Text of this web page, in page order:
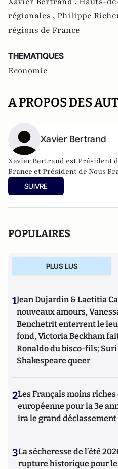
régionales , Philippe
régions de France
THEMATIQUES
Economie
A PROPOS DES
Xavier Bertrand
Xavier Bertrand est Président
France et Président de Nous
SUIVRE
POPULAIRES
PLUS LUS
1Jean Dujardin & Laetitia
nouveaux amours,
Benchetrit enterrent le
fond, Victoria Beckham
Ronaldo du bisco-fils;
Shakespeare queer
2Les Français moins
européenne pour la 3e
ira le grand déclassement
3La sécheresse de l’été
rupture historique pour